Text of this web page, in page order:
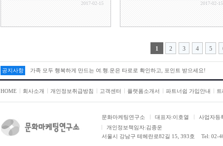
2017-02-15 2017-02-15
1 2 3 4 5
공지사항 가족 모두 행복하게 만드는 여.행.운은 타로로 확인하고, 포인트 받으세요!
HOME 회사소개 개인정보취급방침 고객센터 플랫폼소개서 파트너쉽 가입안내
문화마케팅연구소 대표자:이호열 사업자등
개인정보책임자:김종운
서울시 강남구 테헤란로82길 15, 393호
Tel: 02-